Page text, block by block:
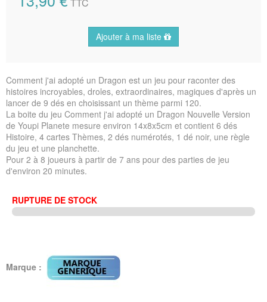
TTC
Ajouter à ma liste
Comment j'ai adopté un Dragon est un jeu pour raconter des
histoires incroyables, droles, extraordinaires, magiques d'après un
lancer de 9 dés en choisissant un thème parmi 120.
La boite du jeu Comment j'ai adopté un Dragon Nouvelle Version
de Youpi Planete mesure environ 14x8x5cm et contient 6 dés
Histoire, 4 cartes Thèmes, 2 dés numérotés, 1 dé noir, une règle
du jeu et une planchette.
Pour 2 à 8 joueurs à partir de 7 ans pour des parties de jeu
d'environ 20 minutes.
RUPTURE DE STOCK
Marque :